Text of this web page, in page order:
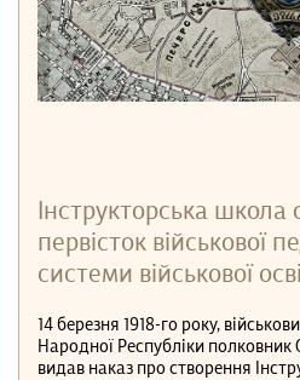
Інструкторська
первісток військової
системи військової
14 березня 1918-го року,
Народної Республіки
видав наказ про створення